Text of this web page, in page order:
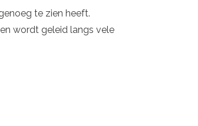
te zien heeft.
wordt geleid langs vele